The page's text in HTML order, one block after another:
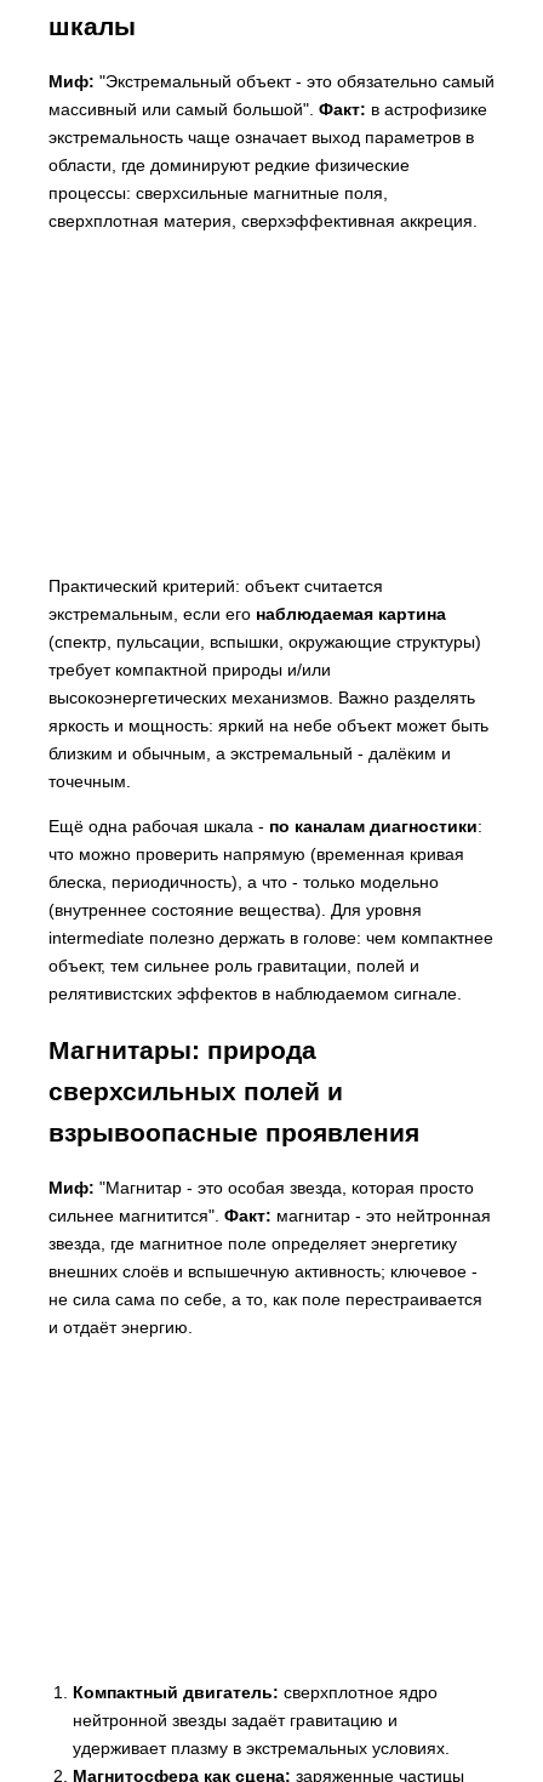
шкалы
Миф: "Экстремальный объект - это обязательно самый
массивный или самый большой". Факт: в астрофизике
экстремальность чаще означает выход параметров в
области, где доминируют редкие физические
процессы: сверхсильные магнитные поля,
сверхплотная материя, сверхэффективная аккреция.
Практический критерий: объект считается
экстремальным, если его наблюдаемая картина
(спектр, пульсации, вспышки, окружающие структуры)
требует компактной природы и/или
высокоэнергетических механизмов. Важно разделять
яркость и мощность: яркий на небе объект может быть
близким и обычным, а экстремальный - далёким и
точечным.
Ещё одна рабочая шкала - по каналам диагностики:
что можно проверить напрямую (временная кривая
блеска, периодичность), а что - только модельно
(внутреннее состояние вещества). Для уровня
intermediate полезно держать в голове: чем компактнее
объект, тем сильнее роль гравитации, полей и
релятивистских эффектов в наблюдаемом сигнале.
Магнитары: природа
сверхсильных полей и
взрывоопасные проявления
Миф: "Магнитар - это особая звезда, которая просто
сильнее магнитится". Факт: магнитар - это нейтронная
звезда, где магнитное поле определяет энергетику
внешних слоёв и вспышечную активность; ключевое -
не сила сама по себе, а то, как поле перестраивается
и отдаёт энергию.
Компактный двигатель: сверхплотное ядро
нейтронной звезды задаёт гравитацию и
удерживает плазму в экстремальных условиях.
Магнитосфера как сцена: заряженные частицы